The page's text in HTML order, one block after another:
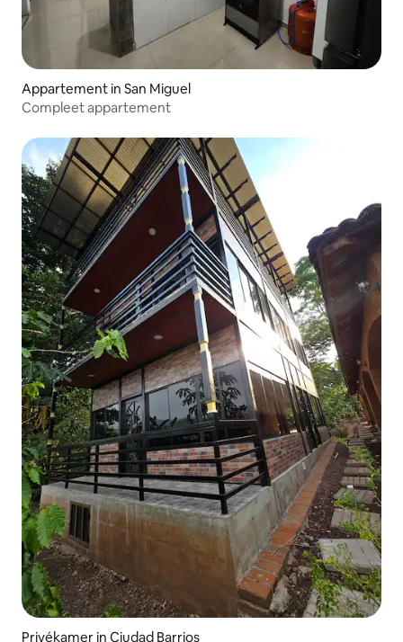
Appartement in San Miguel
Compleet appartement
Privékamer in Ciudad Barrios